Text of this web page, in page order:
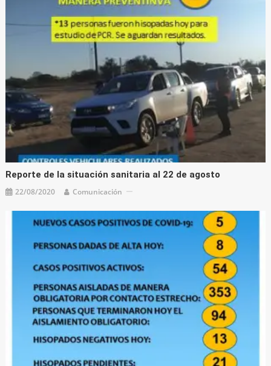
Reporte de la situación sanitaria al 22 de agosto
22/08/2020 Comunicación